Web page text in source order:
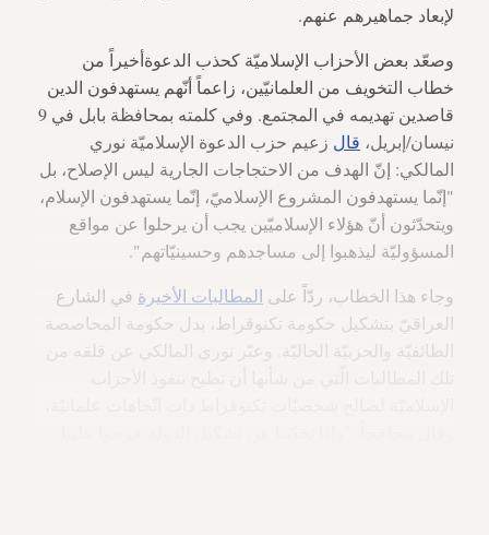
لإبعاد جماهيرهم عنهم.
وصعّد بعض الأحزاب الإسلاميّة كحذب الدعوةأخيراً من
خطاب التخويف من العلمانيّين، زاعماً أنّهم يستهدفون الدين
قاصدين تهديمه في المجتمع. وفي كلمته بمحافظة بابل في 9
نيسان/إبريل، قال زعيم حزب الدعوة الإسلاميّة نوري
المالكي: إنّ الهدف من الاحتجاجات الجارية ليس الإصلاح، بل
"إنّما يستهدفون المشروع الإسلاميّ، إنّما يستهدفون الإسلام،
ويتحدّثون أنّ هؤلاء الإسلاميّين يجب أن يرحلوا عن مواقع
المسؤوليّة ليذهبوا إلى مساجدهم وحسينيّاتهم".
وجاء هذا الخطاب، ردّاً على المطالبات الأخيرة في الشارع
العراقيّ بتشكيل حكومة تكنوقراط، بدل حكومة المحاصصة
الطائفيّة والحزبيّة الحاليّة. وعبّر نوري المالكي عن قلقه من